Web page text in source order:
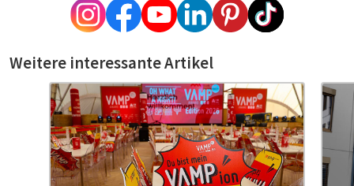
Weitere interessante Artikel